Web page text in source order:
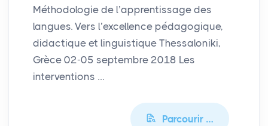
Méthodologie de l’apprentissage des
langues. Vers l’excellence pédagogique,
didactique et linguistique Thessaloniki,
Grèce 02-05 septembre 2018 Les
interventions …
Parcourir …